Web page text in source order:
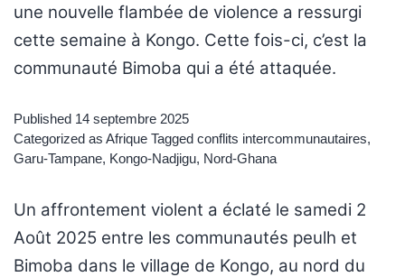
une nouvelle flambée de violence a ressurgi
cette semaine à Kongo. Cette fois-ci, c’est la
communauté Bimoba qui a été attaquée.
Published 14 septembre 2025
Categorized as Afrique Tagged conflits intercommunautaires,
Garu-Tampane, Kongo-Nadjigu, Nord-Ghana
Un affrontement violent a éclaté le samedi 2
Août 2025 entre les communautés peulh et
Bimoba dans le village de Kongo, au nord du